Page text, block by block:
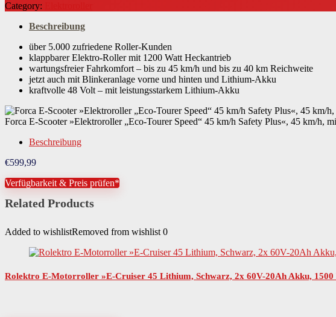
Gewicht Scooter
Material Rahmen Stahl
Ständer
Batterie-Akku-Technologie
Akkukapazität 20000 mAh
Category:
Beschreibung
über 5.000 zufriedene Roller-Kunden
klappbarer Elektro-Roller mit 1200 Watt Heckantrieb
wartungsfreier Fahrkomfort – bis zu 45 km/h und bis zu 40 km Reichweite
jetzt auch mit Blinkeranlage vorne und hinten und Lithium-Akku
kraftvolle 48 Volt – mit leistungsstarkem Lithium-Akku
Forca E-Scooter »Elektroroller „Eco-Tourer Speed“ 45 km/h Safety Plus«, 45 km/h,
Beschreibung
€599,99
Verfügbarkeit & Preis prüfen*
Related Products
Added to wishlistRemoved from wishlist 0
Rolektro E-Motorroller »E-Cruiser 45 Lithium, Schwarz, 2x 60V-20Ah Akku, 1500